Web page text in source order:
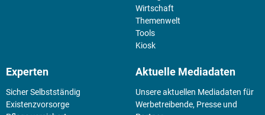
Wirtschaft
Themenwelt
Tools
Kiosk
Experten
Sicher Selbstständig
Existenz­vorsorge
Aktuelle Mediadaten
Unsere aktuellen Mediadaten für
Werbetreibende, Presse und